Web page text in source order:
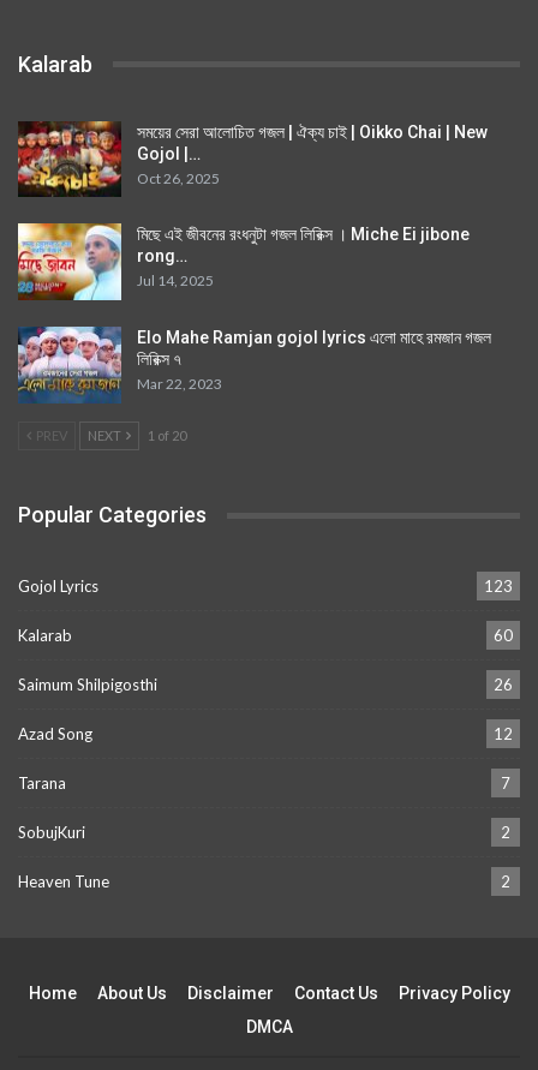
Kalarab
সময়ের সেরা আলোচিত গজল | ঐক্য চাই | Oikko Chai | New
Gojol |…
Oct 26, 2025
মিছে এই জীবনের রংধনুটা গজল লিরিক্স । Miche Ei jibone
rong…
Jul 14, 2025
Elo Mahe Ramjan gojol lyrics এলো মাহে রমজান গজল
লিরিক্স ৭
Mar 22, 2023
PREV NEXT 1 of 20
Popular Categories
Gojol Lyrics 123
Kalarab 60
Saimum Shilpigosthi 26
Azad Song 12
Tarana 7
SobujKuri 2
Heaven Tune 2
Home About Us Disclaimer Contact Us
Privacy Policy
DMCA